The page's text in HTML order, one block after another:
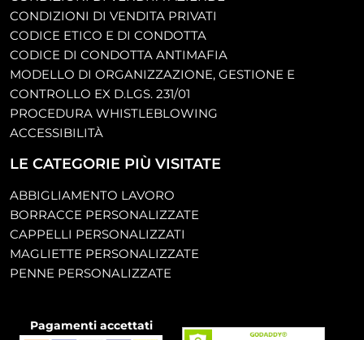
CONDIZIONI DI VENDITA PRIVATI
CODICE ETICO E DI CONDOTTA
CODICE DI CONDOTTA ANTIMAFIA
MODELLO DI ORGANIZZAZIONE, GESTIONE E
CONTROLLO EX D.LGS. 231/01
PROCEDURA WHISTLEBLOWING
ACCESSIBILITÀ
LE CATEGORIE PIÙ VISITATE
ABBIGLIAMENTO LAVORO
BORRACCE PERSONALIZZATE
CAPPELLI PERSONALIZZATI
MAGLIETTE PERSONALIZZATE
PENNE PERSONALIZZATE
Pagamenti accettati